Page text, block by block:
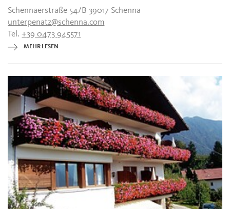
Schennaerstraße 54/B 39017 Schenna
unterpenatz@schenna.com
Tel.+39 0473 945571
MEHR LESEN